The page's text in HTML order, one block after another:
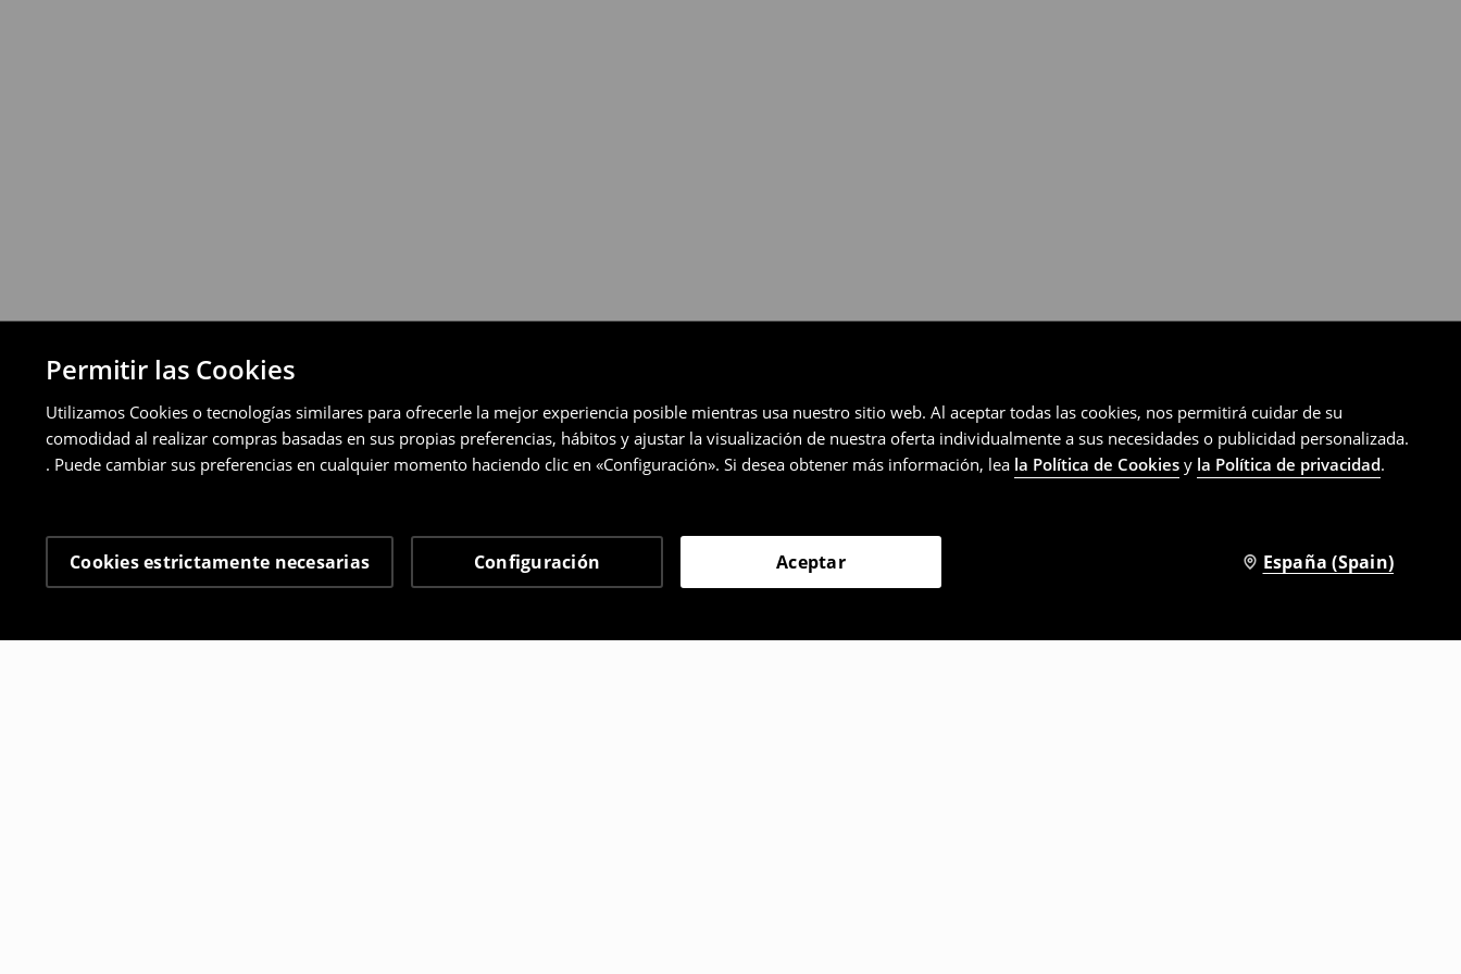
Permitir las Cookies
Utilizamos Cookies o tecnologías similares para ofrecerle la mejor experiencia posible mientras usa nuestro sitio web. Al aceptar todas las cookies, nos permitirá cuidar de su
comodidad al realizar compras basadas en sus propias preferencias, hábitos y ajustar la visualización de nuestra oferta individualmente a sus necesidades o publicidad personalizada.
. Puede cambiar sus preferencias en cualquier momento haciendo clic en «Configuración». Si desea obtener más información, lea la Política de Cookies y la Política de privacidad.
Cookies estrictamente necesarias Configuración Aceptar España (Spain)